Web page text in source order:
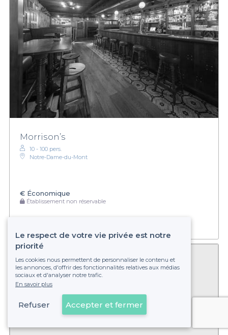
Morrison’s
10 - 100 pers.
Notre-Dame-du-Mont
€ Économique
Établissement non réservable
Voir sur la carte
Le respect de votre vie privée est notre
priorité
Les cookies nous permettent de personnaliser le contenu et
les annonces, d'offrir des fonctionnalités relatives aux médias
sociaux et d'analyser notre trafic.
En savoir plus
Refuser Accepter et fermer